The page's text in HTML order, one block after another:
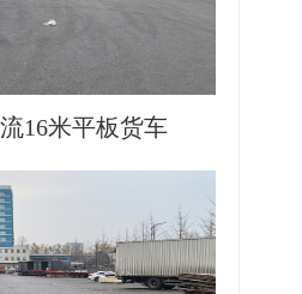
16米平板货车